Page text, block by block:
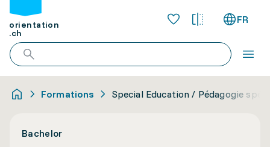
orientation
.ch
FR
Formations Special Education / Pédagogie
Bachelor